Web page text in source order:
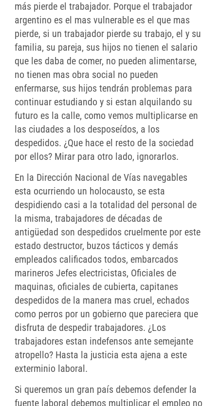
más pierde el trabajador. Porque el trabajador
argentino es el mas vulnerable es el que mas
pierde, si un trabajador pierde su trabajo, el y su
familia, su pareja, sus hijos no tienen el salario
que les daba de comer, no pueden alimentarse,
no tienen mas obra social no pueden
enfermarse, sus hijos tendrán problemas para
continuar estudiando y si estan alquilando su
futuro es la calle, como vemos multiplicarse en
las ciudades a los desposeídos, a los
despedidos. ¿Que hace el resto de la sociedad
por ellos? Mirar para otro lado, ignorarlos.
En la Dirección Nacional de Vías navegables
esta ocurriendo un holocausto, se esta
despidiendo casi a la totalidad del personal de
la misma, trabajadores de décadas de
antigüedad son despedidos cruelmente por este
estado destructor, buzos tácticos y demás
empleados calificados todos, embarcados
marineros Jefes electricistas, Oficiales de
maquinas, oficiales de cubierta, capitanes
despedidos de la manera mas cruel, echados
como perros por un gobierno que pareciera que
disfruta de despedir trabajadores. ¿Los
trabajadores estan indefensos ante semejante
atropello? Hasta la justicia esta ajena a este
exterminio laboral.
Si queremos un gran país debemos defender la
fuente laboral debemos multiplicar el empleo no